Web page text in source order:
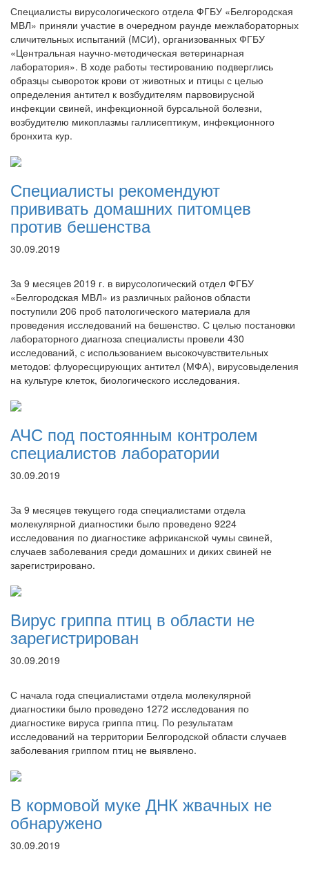
Специалисты вирусологического отдела ФГБУ «Белгородская
МВЛ» приняли участие в очередном раунде межлабораторных
сличительных испытаний (МСИ), организованных ФГБУ
«Центральная научно-методическая ветеринарная
лаборатория». В ходе работы тестированию подверглись
образцы сывороток крови от животных и птицы с целью
определения антител к возбудителям парвовирусной
инфекции свиней, инфекционной бурсальной болезни,
возбудителю микоплазмы галлисептикум, инфекционного
бронхита кур.
Специалисты рекомендуют
прививать домашних питомцев
против бешенства
30.09.2019
За 9 месяцев 2019 г. в вирусологический отдел ФГБУ
«Белгородская МВЛ» из различных районов области
поступили 206 проб патологического материала для
проведения исследований на бешенство. С целью постановки
лабораторного диагноза специалисты провели 430
исследований, с использованием высокочувствительных
методов: флуоресцирующих антител (МФА), вирусовыделения
на культуре клеток, биологического исследования.
АЧС под постоянным контролем
специалистов лаборатории
30.09.2019
За 9 месяцев текущего года специалистами отдела
молекулярной диагностики было проведено 9224
исследования по диагностике африканской чумы свиней,
случаев заболевания среди домашних и диких свиней не
зарегистрировано.
Вирус гриппа птиц в области не
зарегистрирован
30.09.2019
С начала года специалистами отдела молекулярной
диагностики было проведено 1272 исследования по
диагностике вируса гриппа птиц. По результатам
исследований на территории Белгородской области случаев
заболевания гриппом птиц не выявлено.
В кормовой муке ДНК жвачных не
обнаружено
30.09.2019